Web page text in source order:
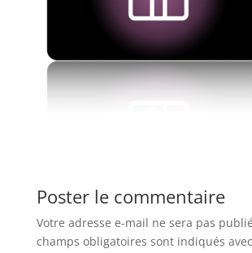
Poster le commentaire
Votre adresse e-mail ne sera pas
champs obligatoires sont indiqués avec